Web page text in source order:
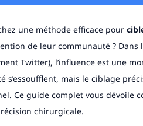
une méthode efficace pour
de leur communauté ?
Twitter), l’influence est une
s’essoufflent, mais le ciblage
Ce guide complet vous dévoile
chirurgicale.